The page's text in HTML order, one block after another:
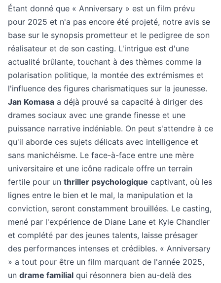
Étant donné que « Anniversary » est un film prévu
pour 2025 et n'a pas encore été projeté, notre avis se
base sur le synopsis prometteur et le pedigree de son
réalisateur et de son casting. L'intrigue est d'une
actualité brûlante, touchant à des thèmes comme la
polarisation politique, la montée des extrémismes et
l'influence des figures charismatiques sur la jeunesse.
Jan Komasa a déjà prouvé sa capacité à diriger des
drames sociaux avec une grande finesse et une
puissance narrative indéniable. On peut s'attendre à ce
qu'il aborde ces sujets délicats avec intelligence et
sans manichéisme. Le face-à-face entre une mère
universitaire et une icône radicale offre un terrain
fertile pour un thriller psychologique captivant, où les
lignes entre le bien et le mal, la manipulation et la
conviction, seront constamment brouillées. Le casting,
mené par l'expérience de Diane Lane et Kyle Chandler
et complété par des jeunes talents, laisse présager
des performances intenses et crédibles. « Anniversary
» a tout pour être un film marquant de l'année 2025,
un drame familial qui résonnera bien au-delà des